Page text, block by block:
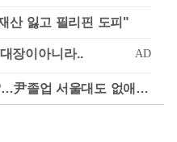
산 잃고 필리핀 도피"
유승민 "육사 탓에 쿠데타?…尹졸업 서울대도 없애나"